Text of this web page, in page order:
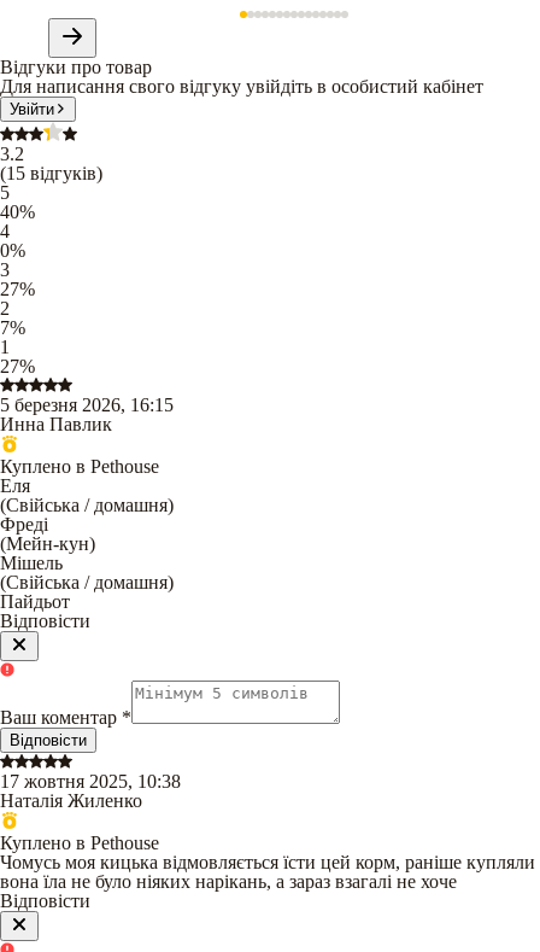
Відгуки про товар
Для написання свого відгуку увійдіть в особистий кабінет
Увійти
3.2
(15 відгуків)
5
40%
4
0%
3
27%
2
7%
1
27%
5 березня 2026, 16:15
Инна Павлик
Куплено в Pethouse
Еля
(Свійська / домашня)
Фреді
(Мейн-кун)
Мішель
(Свійська / домашня)
Пайдьот
Відповісти
Ваш коментар *
Відповісти
17 жовтня 2025, 10:38
Наталія Жиленко
Куплено в Pethouse
Чомусь моя кицька відмовляється їсти цей корм, раніше купляли
вона їла не було ніяких нарікань, а зараз взагалі не хоче
Відповісти